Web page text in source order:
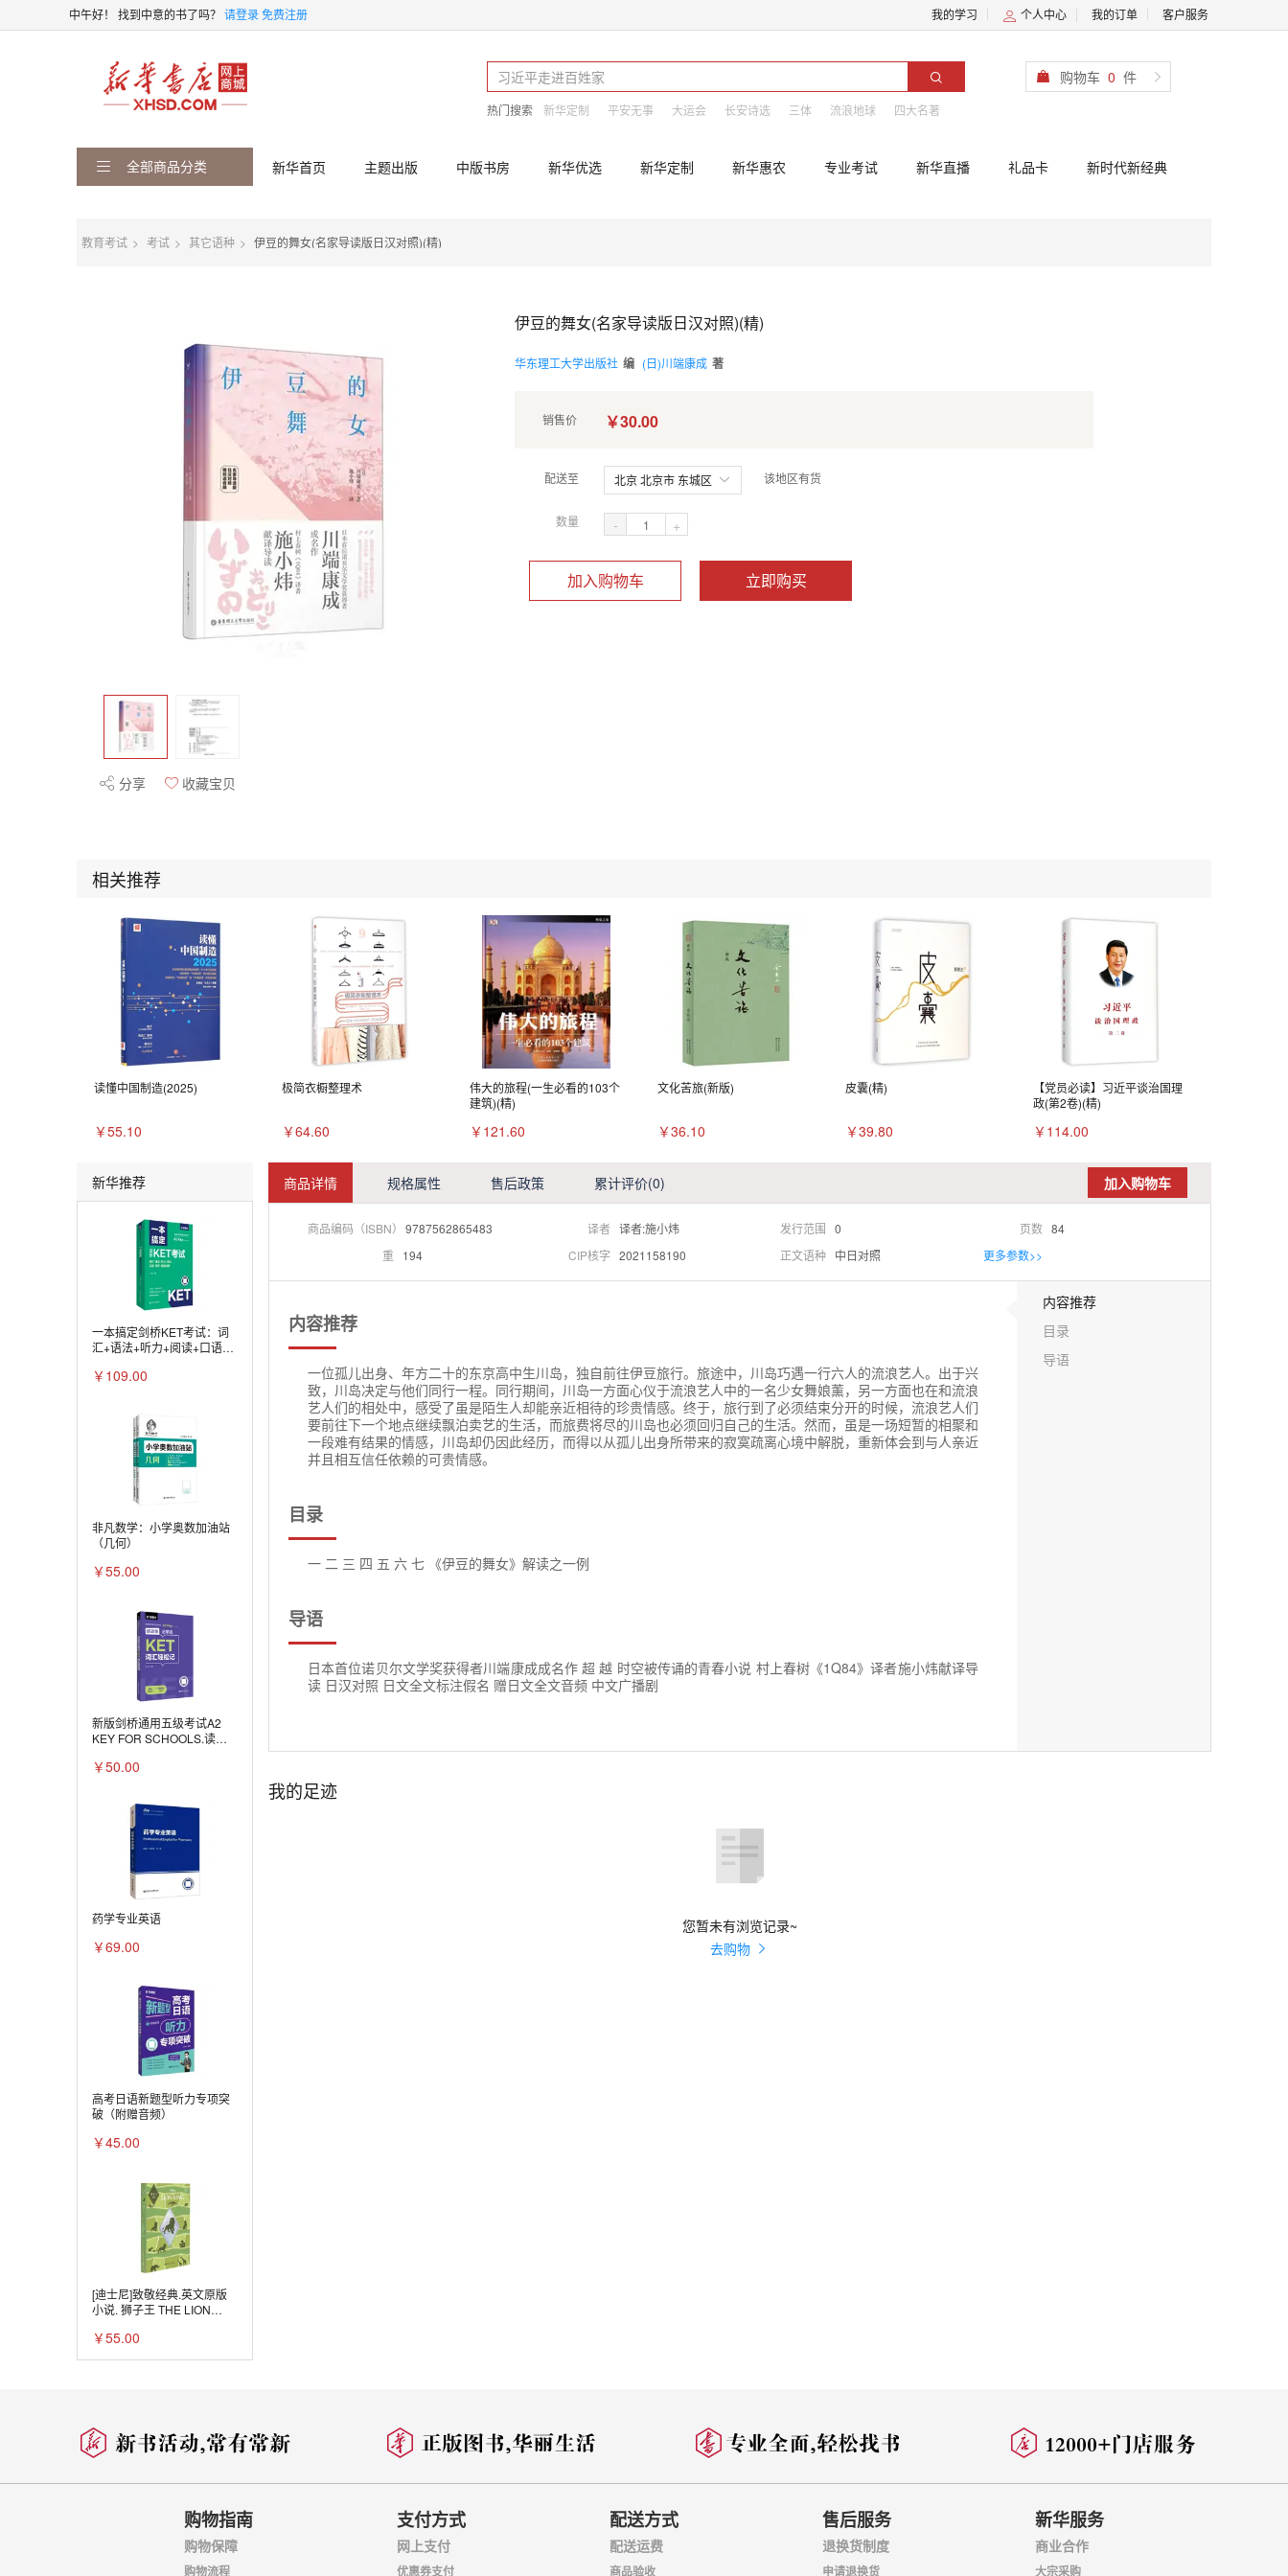
中午好！ 找到中意的书了吗？ 请登录免费注册 我的学习 个人中心 我的订单 客户服务
热门搜索 新华定制 平安无事 大运会 长安诗选 三体 流浪地球 四大名著
购物车 0 件
全部商品分类 新华首页 主题出版 中版书房 新华优选 新华定制 新华惠农 专业考试 新华直播 礼品卡 新时代新经典
教育考试 考试 其它语种 伊豆的舞女(名家导读版日汉对照)(精)
分享 收藏宝贝
伊豆的舞女(名家导读版日汉对照)(精)
华东理工大学出版社 编 (日)川端康成 著
销售价 ￥30.00
配送至 北京 北京市 东城区 该地区有货
数量 - +
加入购物车 立即购买
相关推荐
读懂中国制造(2025)
￥55.10
极简衣橱整理术
￥64.60
伟大的旅程(一生必看的103个
建筑)(精)
￥121.60
文化苦旅(新版)
￥36.10
皮囊(精)
￥39.80
【党员必读】习近平谈治国理
政(第2卷)(精)
￥114.00
新华推荐
一本搞定剑桥KET考试：词
汇+语法+听力+阅读+口语
级考试A2 KEY FOR
￥109.00
非凡数学：小学奥数加油站
（几何）
￥55.00
新版剑桥通用五级考试A2
KEY FOR SCHOOLS.读故
￥50.00
药学专业英语
￥69.00
高考日语新题型听力专项突
破（附赠音频）
￥45.00
[迪士尼]致敬经典.英文原版
小说. 狮子王 THE LION
￥55.00
商品详情 规格属性 售后政策 累计评价(0) 加入购物车
商品编码（ISBN） 9787562865483 译者 译者:施小炜 发行范围 0 页数 84
重
194 CIP核字 2021158190 正文语种 中日对照 更多参数>>
内容推荐
一位孤儿出身、年方二十的东京高中生川岛，独自前往伊豆旅行。旅途中，川岛巧遇一行六人的流浪艺人。出于兴
致，川岛决定与他们同行一程。同行期间，川岛一方面心仪于流浪艺人中的一名少女舞娘薰，另一方面也在和流浪
艺人们的相处中，感受了虽是陌生人却能亲近相待的珍贵情感。终于，旅行到了必须结束分开的时候，流浪艺人们
要前往下一个地点继续飘泊卖艺的生活，而旅费将尽的川岛也必须回归自己的生活。然而，虽是一场短暂的相聚和
一段难有结果的情感，川岛却仍因此经历，而得以从孤儿出身所带来的寂寞疏离心境中解脱，重新体会到与人亲近
并且相互信任依赖的可贵情感。
目录
一 二 三 四 五 六 七 《伊豆的舞女》解读之一例
导语
日本首位诺贝尔文学奖获得者川端康成成名作 超 越 时空被传诵的青春小说 村上春树《1Q84》译者施小炜献译导
读 日汉对照 日文全文标注假名 赠日文全文音频 中文广播剧
内容推荐
目录
导语
我的足迹
您暂未有浏览记录~
去购物
购物指南
购物保障
购物流程
支付方式
网上支付
优惠券支付
配送方式
配送运费
商品验收
售后服务
退换货制度
申请退换货
新华服务
商业合作
大宗采购